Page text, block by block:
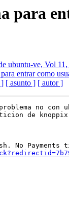
para
ubuntu-ve, Vol
entrar como
] [ asunto ] [ autor ]
no con
de